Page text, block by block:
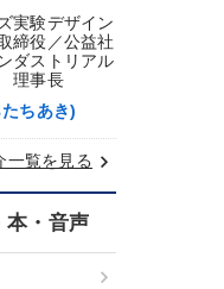
実験デザイン
締役／公益社
ダストリアル
理事長
ちあき)
一覧を見る keyboard_arrow_right
本・音声